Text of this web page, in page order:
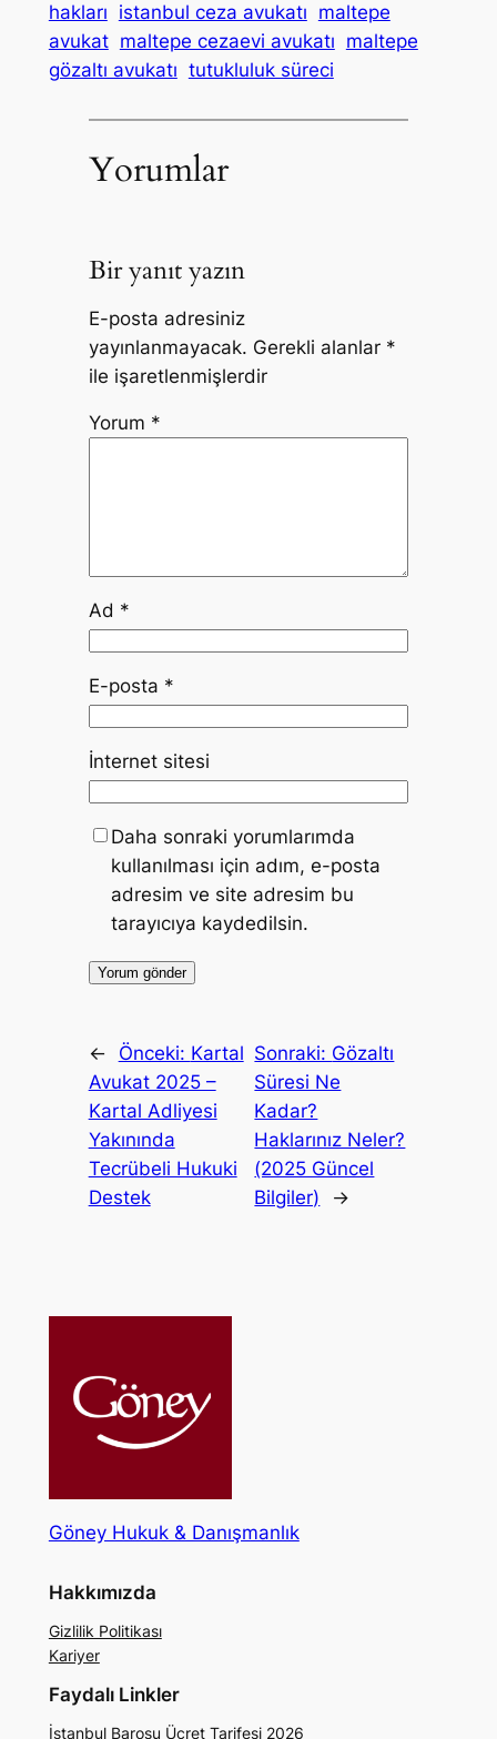
hakları istanbul ceza avukatı maltepe
avukat maltepe cezaevi avukatı maltepe
gözaltı avukatı tutukluluk süreci
Yorumlar
Bir yanıt yazın
E-posta adresiniz
yayınlanmayacak. Gerekli alanlar *
ile işaretlenmişlerdir
Yorum *
Ad *
E-posta *
İnternet sitesi
Daha sonraki yorumlarımda
kullanılması için adım, e-posta
adresim ve site adresim bu
tarayıcıya kaydedilsin.
← Önceki: Kartal
Avukat 2025 –
Kartal Adliyesi
Yakınında
Tecrübeli Hukuki
Destek
Sonraki: Gözaltı
Süresi Ne
Kadar?
Haklarınız Neler?
(2025 Güncel
Bilgiler)
→
Göney Hukuk & Danışmanlık
Hakkımızda
Gizlilik Politikası
Kariyer
Faydalı Linkler
İstanbul Barosu Ücret Tarifesi 2026